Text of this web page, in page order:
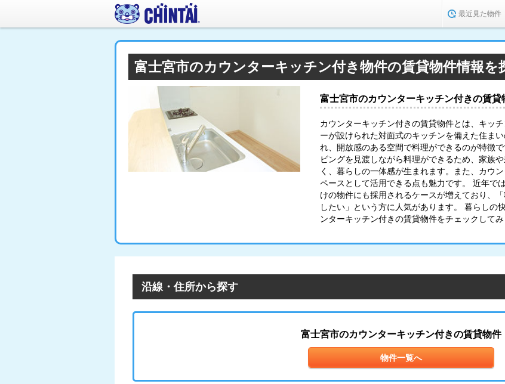
最近見た物件
富士宮市のカウンターキッチン付き物件の賃貸物件情報を
富士宮市のカウンターキッチン付きの賃貸
カウンターキッチン付きの賃貸物件とは、キッ
ーが設けられた対面式のキッチンを備えた住ま
れ、開放感のある空間で料理ができるのが特徴
ビングを見渡しながら料理ができるため、家族
く、暮らしの一体感が生まれます。また、カウ
ペースとして活用できる点も魅力です。 近年で
けの物件にも採用されるケースが増えており、
したい」という方に人気があります。 暮らしの
ンターキッチン付きの賃貸物件をチェックしてみ
沿線・住所から探す
富士宮市のカウンターキッチン付きの賃貸物件
物件一覧へ